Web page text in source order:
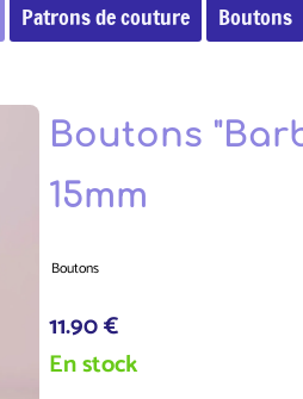
Patrons de couture Boutons
Boutons
15mm
Boutons
11.90 €
En stock